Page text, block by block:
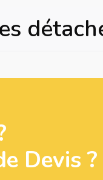
Devis ?